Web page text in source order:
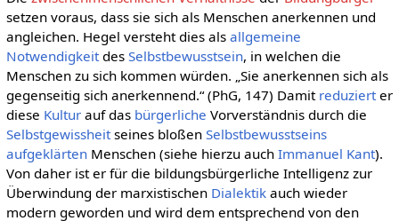
setzen voraus, dass sie sich als Menschen anerkennen und
angleichen. Hegel versteht dies als allgemeine
Notwendigkeitdes Selbstbewusstsein, in welchen die
Menschen zu sich kommen würden. „Sie anerkennen sich als
gegenseitig sich anerkennend.“ (PhG, 147) Damit reduzierter
diese Kulturauf das bürgerliche Vorverständnis durch die
Selbstgewissheitseines bloßen Selbstbewusstseins
aufgeklärtenMenschen (siehe hierzu auch Immanuel Kant).
Von daher ist er für die bildungsbürgerliche Intelligenz zur
Überwindung der marxistischen Dialektikauch wieder
modern geworden und wird dem entsprechend von den